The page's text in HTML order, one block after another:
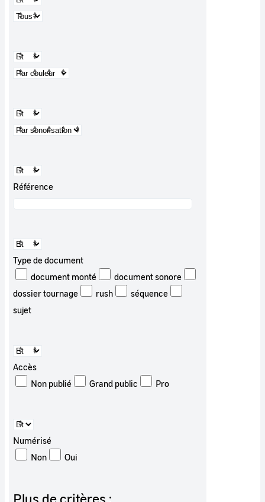
Référence
Type de document
document monté
document sonore
dossier tournage
rush
séquence
sujet
Accès
Non publié
Grand public Pro
Numérisé
Non
Oui
Plus de critères :